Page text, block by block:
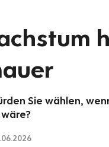
Sie wählen,